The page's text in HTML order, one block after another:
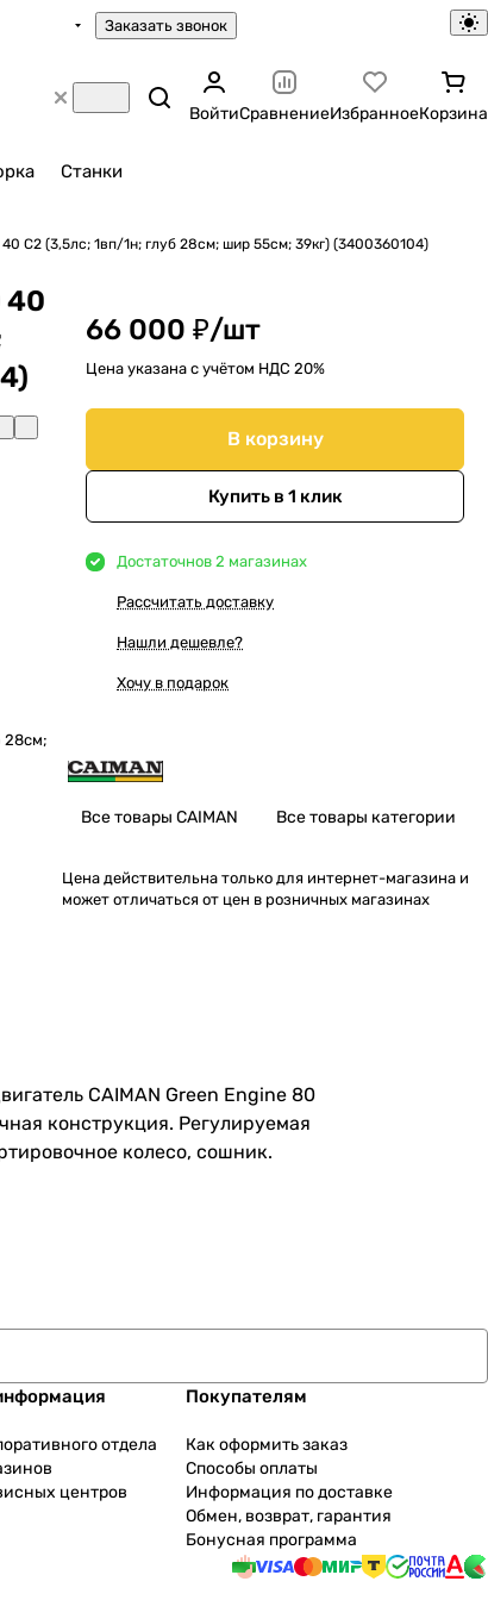
Заказать звонок
ВойтиСравнениеИзбранноеКорзина
Станки
40 C2 (3,5лс; 1вп/1н; глуб 28см; шир 55см; 39кг) (3400360104)
40
28см;
66 000 ₽/шт
Цена указана с учётом НДС 20%
В корзину
Купить в 1 клик
Достаточнов 2 магазинах
Рассчитать доставку
Нашли дешевле?
Хочу в подарок
Все товары CAIMAN Все товары категории
Цена действительна только для интернет-магазина и
может отличаться от цен в розничных магазинах
CAIMAN Green Engine 80
конструкция. Регулируемая
колесо, сошник.
отдела
центров
Покупателям
Как оформить заказ
Способы оплаты
Информация по доставке
Обмен, возврат, гарантия
Бонусная программа